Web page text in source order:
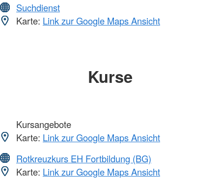
Suchdienst
Karte: Link zur Google Maps Ansicht
Kurse
Kursangebote
Karte: Link zur Google Maps Ansicht
Rotkreuzkurs EH Fortbildung (BG)
Karte: Link zur Google Maps Ansicht